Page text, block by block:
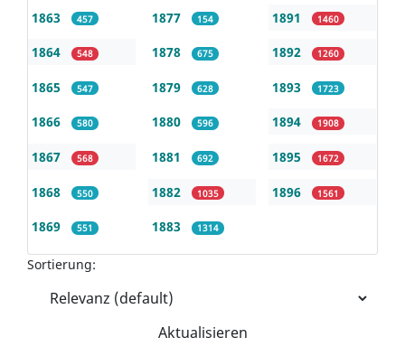
1863 457
1864 548
1865 547
1866 580
1867 568
1868 550
1869 551
1877 154
1878 675
1879 628
1880 596
1881 692
1882 1035
1883 1314
1891 1460
1892 1260
1893 1723
1894 1908
1895 1672
1896 1561
Sortierung:
Aktualisieren